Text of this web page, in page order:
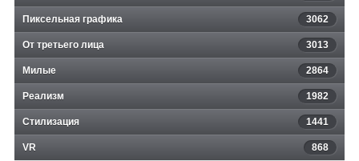
Пиксельная графика 3062
От третьего лица 3013
Милые 2864
Реализм 1982
Стилизация 1441
VR 868